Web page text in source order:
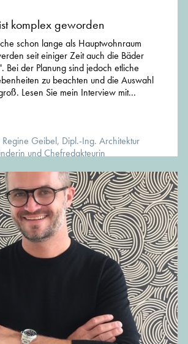
komplex geworden
schon lange als Hauptwohnraum
seit einiger Zeit auch die Bäder
Bei der Planung sind jedoch etliche
zu beachten und die Auswahl
Lesen Sie mein Interview mit...
Geibel, Dipl.-Ing. Architektur
und Chefredakteurin